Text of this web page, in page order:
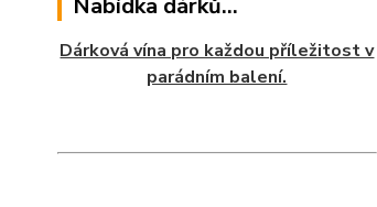
Nabídka dárků...
Dárková vína pro každou příležitost v
parádním balení.